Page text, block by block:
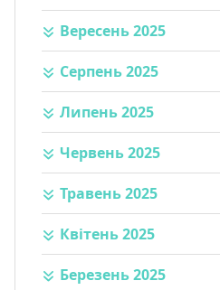
Вересень 2025
Серпень 2025
Липень 2025
Червень 2025
Травень 2025
Квітень 2025
Березень 2025